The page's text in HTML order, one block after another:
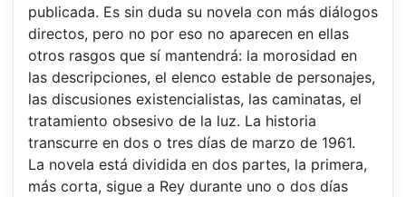
publicada. Es sin duda su novela con más diálogos
directos, pero no por eso no aparecen en ellas
otros rasgos que sí mantendrá: la morosidad en
las descripciones, el elenco estable de personajes,
las discusiones existencialistas, las caminatas, el
tratamiento obsesivo de la luz. La historia
transcurre en dos o tres días de marzo de 1961.
La novela está dividida en dos partes, la primera,
más corta, sigue a Rey durante uno o dos días